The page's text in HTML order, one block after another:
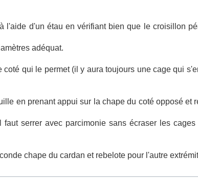
l'aide d'un étau en vérifiant bien que le croisillon
adéquat.
qui le permet (il y aura toujours une cage qui
en prenant appui sur la chape du coté opposé et
serrer avec parcimonie sans écraser les
chape du cardan et rebelote pour l'autre